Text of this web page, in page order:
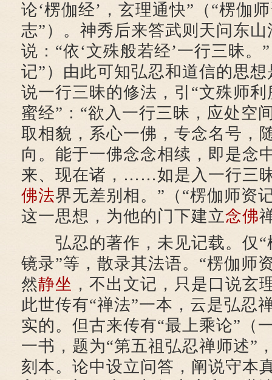
论‘楞伽经’，玄理通快”（“楞伽
志”）。神秀后来答武则天问东
说：“依‘文殊般若经’一行三昧。
记”）由此可知弘忍和道信的思
说一行三昧的修法，引“文殊师
蜜经”：“欲入一行三昧，应处空
取相貌，系心一佛，专念名号，
向。能于一佛念念相续，即是念
来、现在诸，……如是入一行三
佛法界无差别相。”（“楞伽师资
这一思想，为他的门下建立念佛
弘忍的著作，未见记载。仅“
镜录”等，散录其法语。“楞伽师
然静坐 ，不出文记，只是口说玄
此世传有“禅法”一本，云是弘忍
实的。但古来传有“最上乘论”（
一书，题为“第五祖弘忍禅师述”
刻本。论中设立问答，阐说守本